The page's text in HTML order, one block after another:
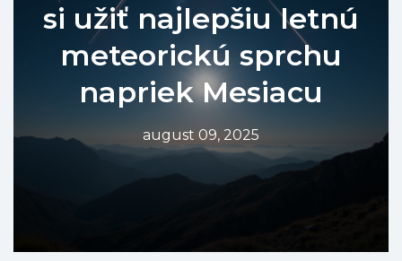
si užiť najlepšiu letnú
meteorickú sprchu
napriek Mesiacu
august 09, 2025